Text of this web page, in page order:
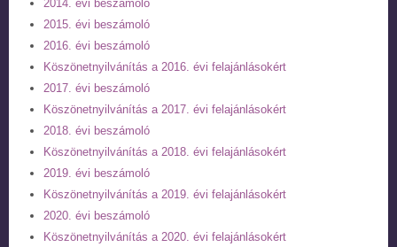
2014. évi beszámoló
2015. évi beszámoló
2016. évi beszámoló
Köszönetnyilvánítás a 2016. évi felajánlásokért
2017. évi beszámoló
Köszönetnyilvánítás a 2017. évi felajánlásokért
2018. évi beszámoló
Köszönetnyilvánítás a 2018. évi felajánlásokért
2019. évi beszámoló
Köszönetnyilvánítás a 2019. évi felajánlásokért
2020. évi beszámoló
Köszönetnyilvánítás a 2020. évi felajánlásokért